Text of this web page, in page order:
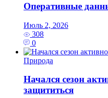
Оперативные
Июль 2, 2026
308
0
Природа
Начался сезон
защититься